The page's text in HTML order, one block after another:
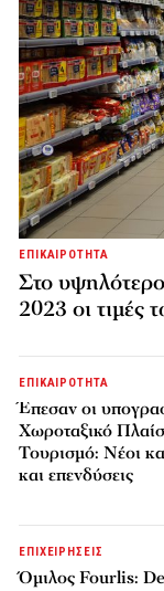
ΕΠΙΚΑΙΡΟΤΗΤΑ
Στο
2023 οι τιμές
ΕΠΙΚΑΙΡΟΤΗΤΑ
Έπεσαν οι
Χωροταξικό
Τουρισμό: Νέοι
και επενδύσεις
ΕΠΙΧΕΙΡΗΣΕΙΣ
Όμιλος Fourlis: